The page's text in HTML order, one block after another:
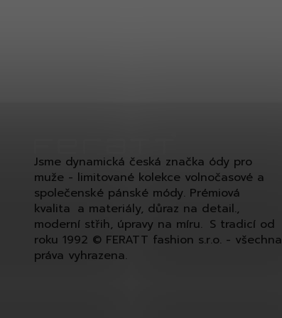
Jsme dynamická česká značka ódy pro
muže - limitované kolekce volnočasové a
společenské pánské módy. Prémiová
kvalita a materiály, důraz na detail.,
moderní střih, úpravy na míru. S tradicí od
roku 1992 © FERATT fashion s.r.o. - všechna
práva vyhrazena.